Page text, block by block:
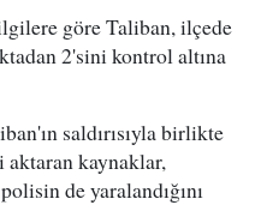
göre Taliban, ilçede
2'sini kontrol altına
saldırısıyla birlikte
kaynaklar,
de yaralandığını